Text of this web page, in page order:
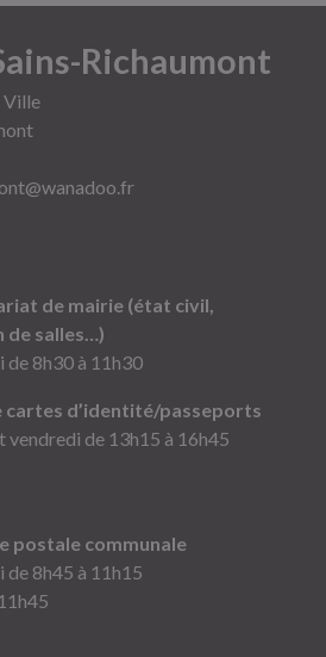
Richaumont
Ville
de mairie (état civil,
de salles…)
de 8h30 à 11h30
cartes d’identité/passeports
vendredi de 13h15 à 16h45
postale communale
de 8h45 à 11h15